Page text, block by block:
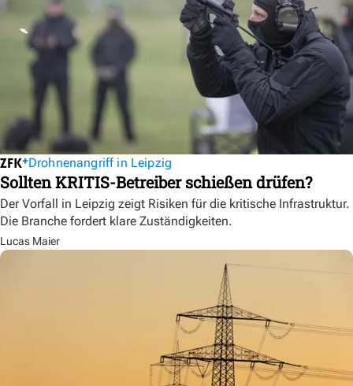
Drohnenangriff in Leipzig
Sollten KRITIS-Betreiber schießen drüfen?
Der Vorfall in Leipzig zeigt Risiken für die kritische Infrastruktur.
Die Branche fordert klare Zuständigkeiten.
Lucas Maier